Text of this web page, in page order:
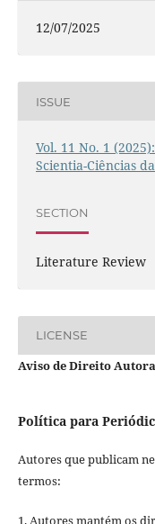
12/07/2025
ISSUE
Vol. 11 No. 1
Scientia-Ciências
SECTION
Literature Review
LICENSE
Aviso de Direito
Política para
Autores que publicam
termos:
1. Autores mantém os